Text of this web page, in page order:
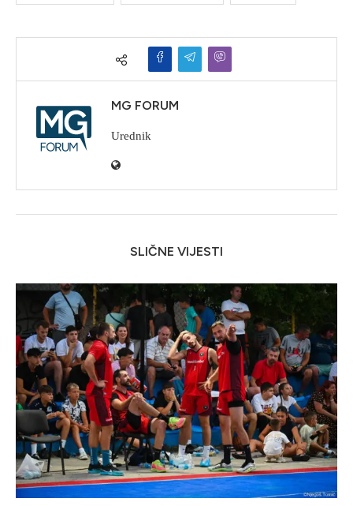
MG FORUM
Urednik
SLIČNE VIJESTI